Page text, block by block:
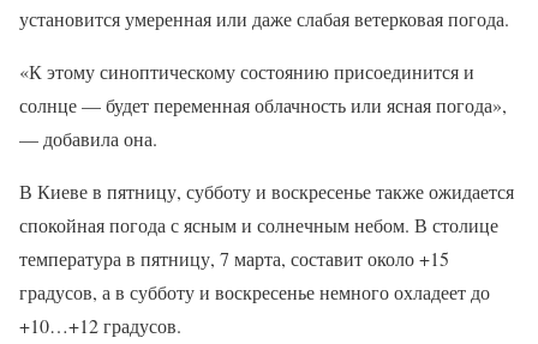
установится умеренная или даже слабая ветерковая погода.
«К этому синоптическому состоянию присоединится и
солнце — будет переменная облачность или ясная погода»,
— добавила она.
В Киеве в пятницу, субботу и воскресенье также ожидается
спокойная погода с ясным и солнечным небом. В столице
температура в пятницу, 7 марта, составит около +15
градусов, а в субботу и воскресенье немного охладеет до
+10…+12 градусов.